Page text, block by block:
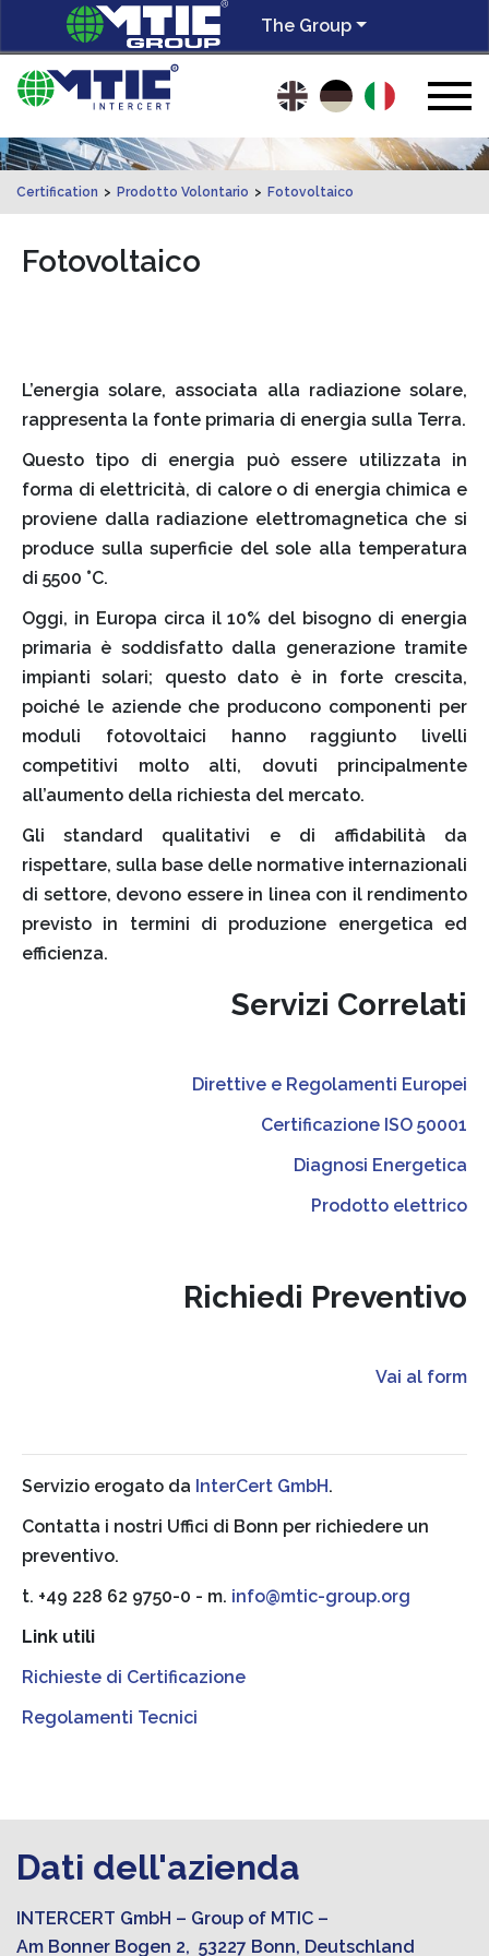
The Group
Certification > Prodotto Volontario > Fotovoltaico
Fotovoltaico
L’energia solare, associata alla radiazione solare,
rappresenta la fonte primaria di energia sulla Terra.
Questo tipo di energia può essere utilizzata in
forma di elettricità, di calore o di energia chimica e
proviene dalla radiazione elettromagnetica che si
produce sulla superficie del sole alla temperatura
di 5500 °C.
Oggi, in Europa circa il 10% del bisogno di energia
primaria è soddisfatto dalla generazione tramite
impianti solari; questo dato è in forte crescita,
poiché le aziende che producono componenti per
moduli fotovoltaici hanno raggiunto livelli
competitivi molto alti, dovuti principalmente
all’aumento della richiesta del mercato.
Gli standard qualitativi e di affidabilità da
rispettare, sulla base delle normative internazionali
di settore, devono essere in linea con il rendimento
previsto in termini di produzione energetica ed
efficienza.
Servizi Correlati
Direttive e Regolamenti Europei
Certificazione ISO 50001
Diagnosi Energetica
Prodotto elettrico
Richiedi Preventivo
Vai al form
Servizio erogato da InterCert GmbH.
Contatta i nostri Uffici di Bonn per richiedere un
preventivo.
t. +49 228 62 9750-0 - m. info@mtic-group.org
Link utili
Richieste di Certificazione
Regolamenti Tecnici
Dati dell'azienda
INTERCERT GmbH – Group of MTIC –
Am Bonner Bogen 2, 53227 Bonn, Deutschland